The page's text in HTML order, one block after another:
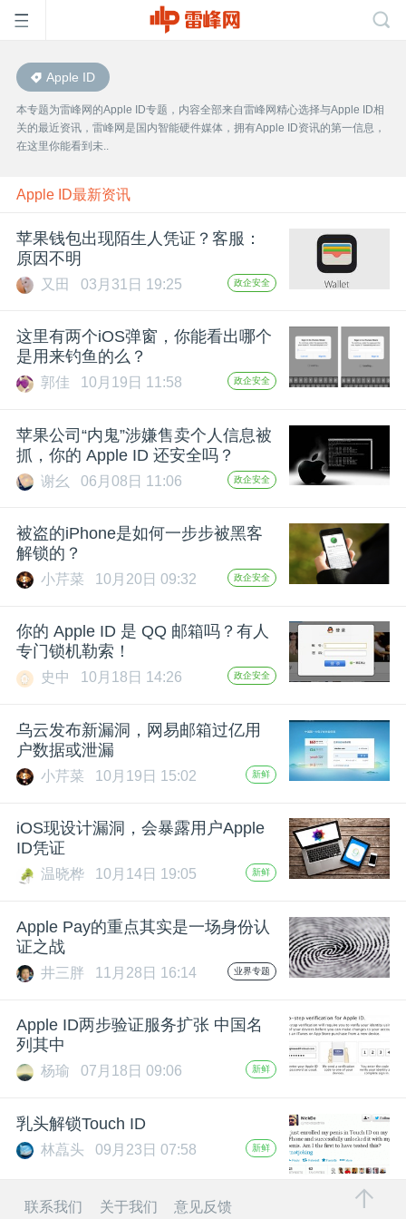
首
页
雷
峰
公
课
动
中
心
GAIR
题
搞
Apple ID
本专题为雷峰网的Apple ID专题，内容全部来自雷峰网精心选择与Apple ID相
关的最近资讯，雷峰网是国内智能硬件媒体，拥有Apple ID资讯的第一信息，
在这里你能看到未..
Apple ID最新资讯
苹果钱包出现陌生人凭证？客服：
原因不明
又田 03月31日 19:25 政企安全
这里有两个iOS弹窗，你能看出哪个
是用来钓鱼的么？
郭佳 10月19日 11:58 政企安全
苹果公司“内鬼”涉嫌售卖个人信息被
抓，你的 Apple ID 还安全吗？
谢幺 06月08日 11:06 政企安全
被盗的iPhone是如何一步步被黑客
解锁的？
小芹菜 10月20日 09:32 政企安全
你的 Apple ID 是 QQ 邮箱吗？有人
专门锁机勒索！
史中 10月18日 14:26 政企安全
乌云发布新漏洞，网易邮箱过亿用
户数据或泄漏
小芹菜 10月19日 15:02 新鲜
iOS现设计漏洞，会暴露用户Apple
ID凭证
温晓桦 10月14日 19:05 新鲜
Apple Pay的重点其实是一场身份认
证之战
井三胖 11月28日 16:14 业界专题
Apple ID两步验证服务扩张 中国名
列其中
杨瑜 07月18日 09:06 新鲜
乳头解锁Touch ID
林藠头 09月23日 07:58 新鲜
联系我们 关于我们 意见反馈